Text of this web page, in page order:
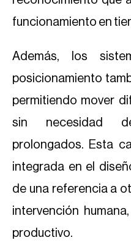
funcionamiento en
Además, los
posicionamiento
permitiendo mover
sin necesidad
prolongados. Esta
integrada en el
de una referencia a
intervención
productivo.